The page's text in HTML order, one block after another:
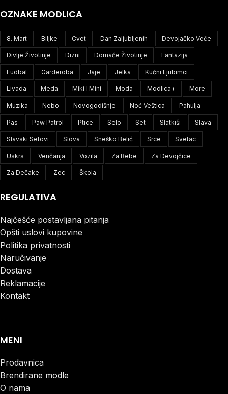
OZNAKE MODLICA
8. Mart Biljke Cvet Dan Zaljubljenih Devojačko Veče
Divlje Životinje Dizni Domaće Životinje Fantazija
Fudbal Garderoba Jaje Jelka Kućni Ljubimci
Livada Meda Miki I Mini Moda Modlica+ More
Muzika Nebo Novogodišnje Noć Veštica Pahulja
Pas Paw Patrol Ptice Selo Set Slatkiši Slava
Slavski Setovi Slova Sneško Belić Srce Svetac
Uskrs Venčanja Vozila Za Bebe Za Devojčice
Za Dečake Zec Škola
REGULATIVA
Najčešće postavljana pitanja
Opšti uslovi kupovine
Politika privatnosti
Naručivanje
Dostava
Reklamacije
Kontakt
MENI
Prodavnica
Brendirane modle
O nama